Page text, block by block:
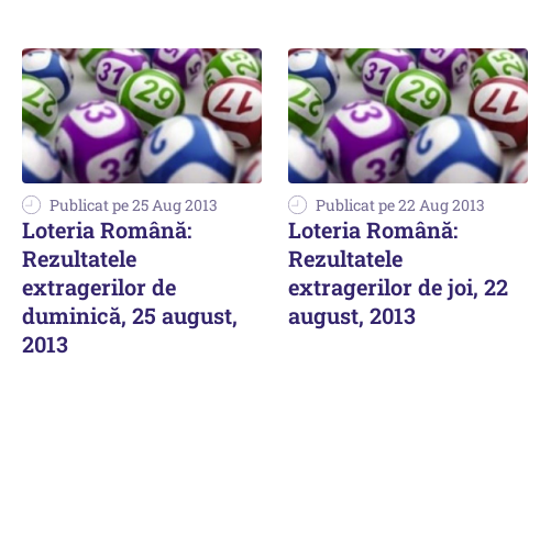
Publicat pe 25 Aug 2013
Loteria Română:
Rezultatele
extragerilor de
duminică, 25 august,
2013
Publicat pe 22 Aug 2013
Loteria Română:
Rezultatele
extragerilor de joi, 22
august, 2013